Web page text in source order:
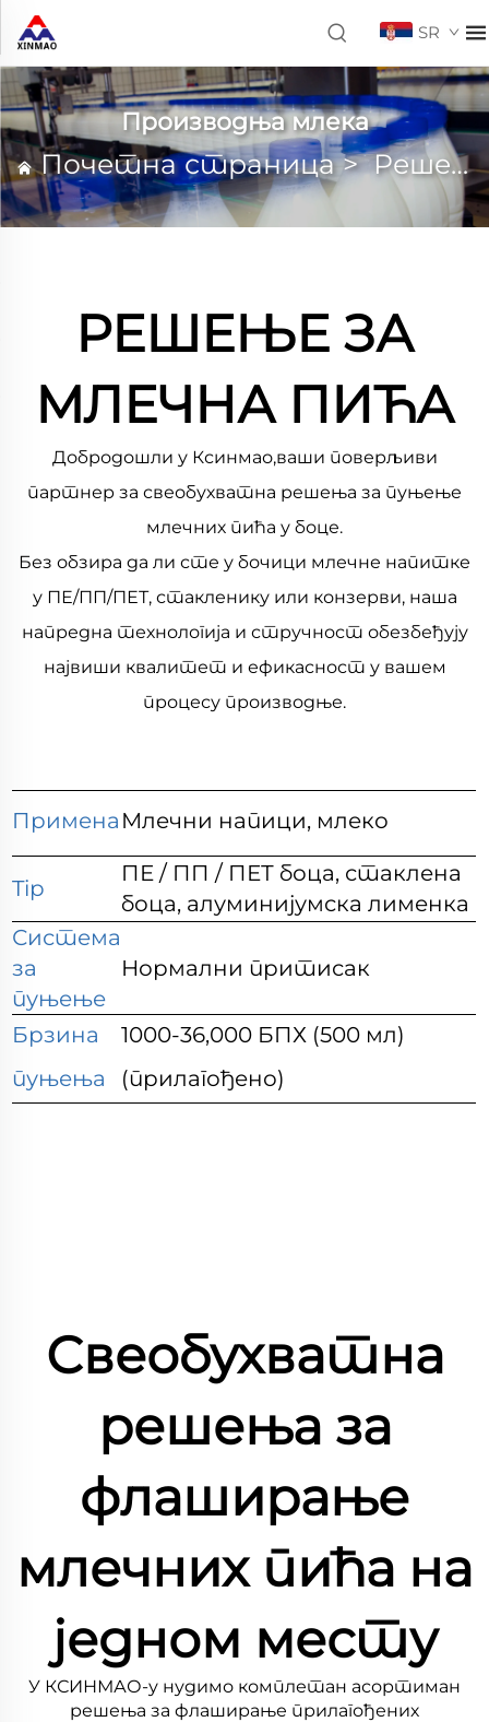
SR
Производња млека
Почетна страница>Решења
РЕШЕЊЕ ЗА
МЛЕЧНА ПИЋА
Добродошли у Ксинмао,ваши поверљиви
партнер за свеобухватна решења за пуњење
млечних пића у боце.
Без обзира да ли сте у бочици млечне напитке
у ПЕ/ПП/ПЕТ, стакленику или конзерви, наша
напредна технологија и стручност обезбеђују
највиши квалитет и ефикасност у вашем
процесу производње.
Примена Млечни напици, млеко
Tip
ПЕ / ПП / ПЕТ боца, стаклена
боца, алуминијумска лименка
Система
за
пуњење
Нормални притисак
Брзина
пуњења
1000-36,000 БПХ (500 мл)
(прилагођено)
Свеобухватна
решења за
флаширање
млечних пића на
једном месту
У КСИНМАО-у нудимо комплетан асортиман
решења за флаширање прилагођених